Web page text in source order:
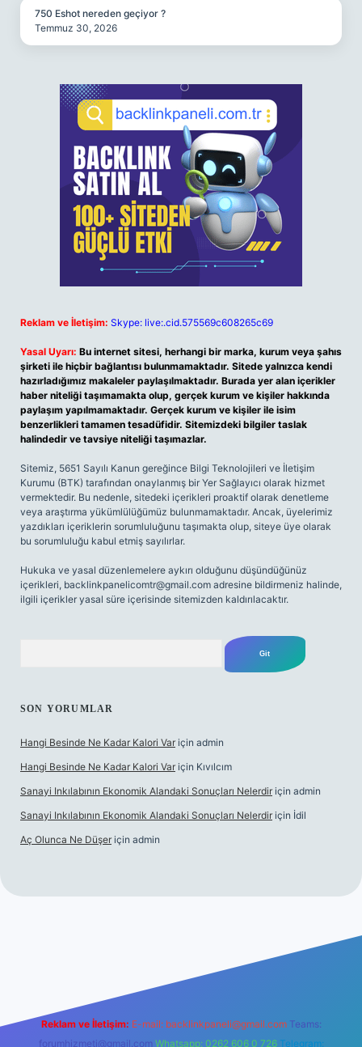
750 Eshot nereden geçiyor ?
Temmuz 30, 2026
Reklam ve İletişim: Skype: live:.cid.575569c608265c69
Yasal Uyarı: Bu internet sitesi, herhangi bir marka, kurum veya şahıs
şirketi ile hiçbir bağlantısı bulunmamaktadır. Sitede yalnızca kendi
hazırladığımız makaleler paylaşılmaktadır. Burada yer alan içerikler
haber niteliği taşımamakta olup, gerçek kurum ve kişiler hakkında
paylaşım yapılmamaktadır. Gerçek kurum ve kişiler ile isim
benzerlikleri tamamen tesadüfidir. Sitemizdeki bilgiler taslak
halindedir ve tavsiye niteliği taşımazlar.
Sitemiz, 5651 Sayılı Kanun gereğince Bilgi Teknolojileri ve İletişim
Kurumu (BTK) tarafından onaylanmış bir Yer Sağlayıcı olarak hizmet
vermektedir. Bu nedenle, sitedeki içerikleri proaktif olarak denetleme
veya araştırma yükümlülüğümüz bulunmamaktadır. Ancak, üyelerimiz
yazdıkları içeriklerin sorumluluğunu taşımakta olup, siteye üye olarak
bu sorumluluğu kabul etmiş sayılırlar.
Hukuka ve yasal düzenlemelere aykırı olduğunu düşündüğünüz
içerikleri, backlinkpanelicomtr@gmail.com adresine bildirmeniz halinde,
ilgili içerikler yasal süre içerisinde sitemizden kaldırılacaktır.
SON YORUMLAR
Hangi Besinde Ne Kadar Kalori Var için admin
Hangi Besinde Ne Kadar Kalori Var için Kıvılcım
Sanayi Inkılabının Ekonomik Alandaki Sonuçları Nelerdir için admin
Sanayi Inkılabının Ekonomik Alandaki Sonuçları Nelerdir için İdil
Aç Olunca Ne Düşer için admin
Reklam ve İletişim: E-mail: backlinkpaneli@gmail.com Teams:
forumhizmeti@gmail.com Whatsapp: 0262 606 0 726 Telegram: